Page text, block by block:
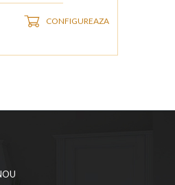
CONFIGUREAZA